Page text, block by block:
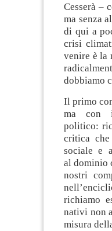
Cesserà –
ma senza
di qui a
crisi
venire è la
dobbiamo
Il primo
ma con
politico:
critica
sociale e
al dominio
nostri
richiamo
nativi non
misura